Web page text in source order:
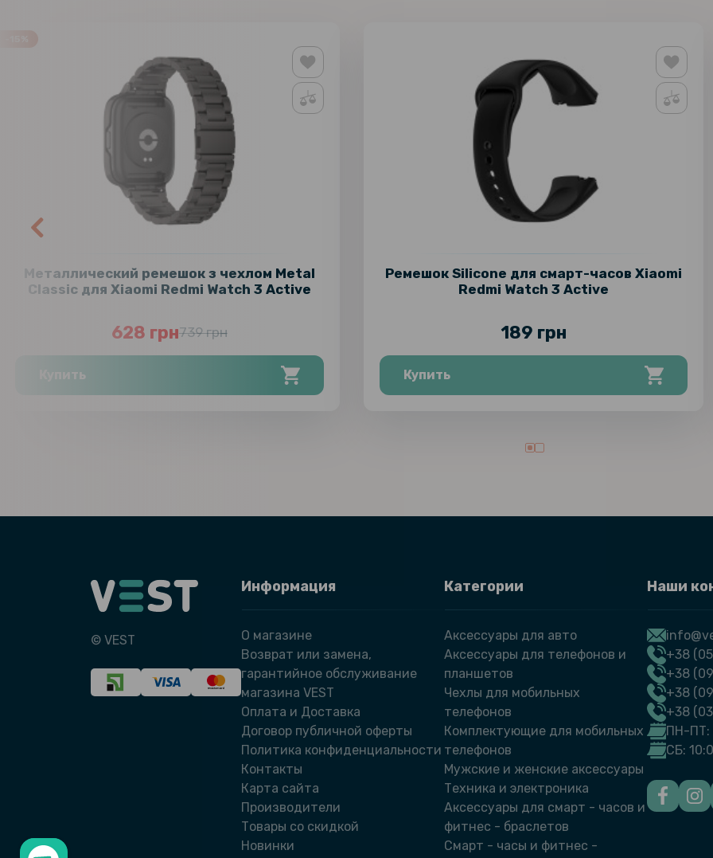
Металлический ремешок з чехлом Metal
Classic для Xiaomi Redmi Watch 3 Active
628 грн739 грн
Купить
Ремешок Silicone для смарт-часов Xiaomi
Redmi Watch 3 Active
189 грн
Купить
© VEST
Информация
О магазине
Возврат или замена,
гарантийное обслуживание
магазина VEST
Оплата и Доставка
Договор публичной оферты
Политика конфиденциальности
Контакты
Карта сайта
Производители
Товары со скидкой
Новинки
Категории
Аксессуары для авто
Аксессуары для телефонов и
планшетов
Чехлы для мобильных
телефонов
Комплектующие для мобильных
телефонов
Мужские и женские аксессуары
Техника и электроника
Аксессуары для смарт - часов и
фитнес - браслетов
Смарт - часы и фитнес -
Наши
+38
+38
+38
+38
ПН-ПТ:
СБ: